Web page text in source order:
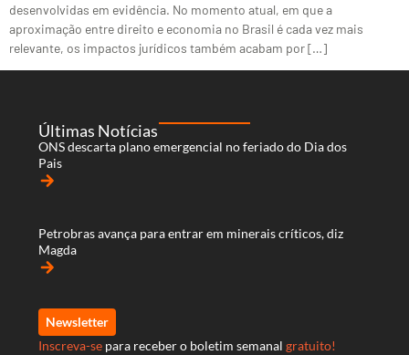
desenvolvidas em evidência. No momento atual, em que a
aproximação entre direito e economia no Brasil é cada vez mais
relevante, os impactos jurídicos também acabam por […]
Últimas Notícias
ONS descarta plano emergencial no feriado do Dia dos
Pais
arrow_forward
Petrobras avança para entrar em minerais críticos, diz
Magda
arrow_forward
Newsletter
Inscreva-se para receber o boletim semanal gratuito!